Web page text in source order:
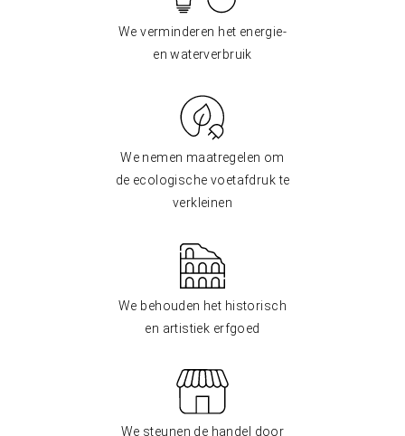
We verminderen het energie-
en waterverbruik
We nemen maatregelen om
de ecologische voetafdruk te
verkleinen
We behouden het historisch
en artistiek erfgoed
We steunen de handel door